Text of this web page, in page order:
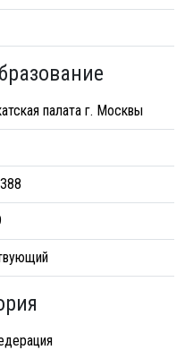
палата г. Москвы